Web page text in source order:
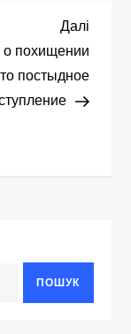
запис
Далі
похищении
постыдное
ПОШУК